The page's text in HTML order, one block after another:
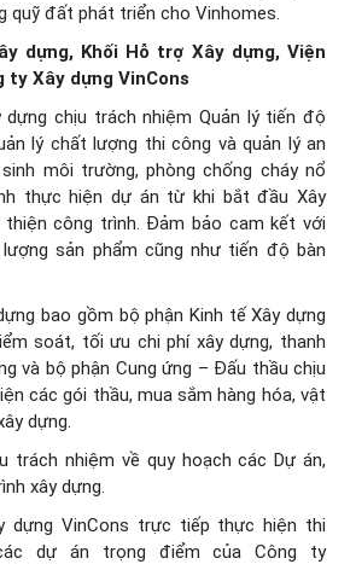
quỹ đất phát triển cho Vinhomes.
dựng, Khối Hỗ trợ Xây dựng, Viện
Xây dựng VinCons
dựng chịu trách nhiệm Quản lý tiến độ
lý chất lượng thi công và quản lý an
môi trường, phòng chống cháy nổ
thực hiện dự án từ khi bắt đầu Xây
thiện công trình. Đảm bảo cam kết với
sản phẩm cũng như tiến độ bàn
bao gồm bộ phận Kinh tế Xây dựng
soát, tối ưu chi phí xây dựng, thanh
và bộ phận Cung ứng – Đấu thầu chịu
các gói thầu, mua sắm hàng hóa, vật
dựng.
trách nhiệm về quy hoạch các Dự án,
xây dựng.
dựng VinCons trực tiếp thực hiện thi
dự án trọng điểm của Công ty